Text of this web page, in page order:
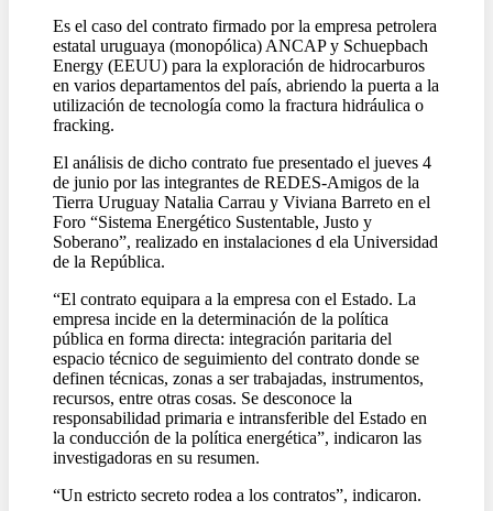
Es el caso del contrato firmado por la empresa petrolera
estatal uruguaya (monopólica) ANCAP y Schuepbach
Energy (EEUU) para la exploración de hidrocarburos
en varios departamentos del país, abriendo la puerta a la
utilización de tecnología como la fractura hidráulica o
fracking.
El análisis de dicho contrato fue presentado el jueves 4
de junio por las integrantes de REDES-Amigos de la
Tierra Uruguay Natalia Carrau y Viviana Barreto en el
Foro “Sistema Energético Sustentable, Justo y
Soberano”, realizado en instalaciones d ela Universidad
de la República.
“El contrato equipara a la empresa con el Estado. La
empresa incide en la determinación de la política
pública en forma directa: integración paritaria del
espacio técnico de seguimiento del contrato donde se
definen técnicas, zonas a ser trabajadas, instrumentos,
recursos, entre otras cosas. Se desconoce la
responsabilidad primaria e intransferible del Estado en
la conducción de la política energética”, indicaron las
investigadoras en su resumen.
“Un estricto secreto rodea a los contratos”, indicaron.